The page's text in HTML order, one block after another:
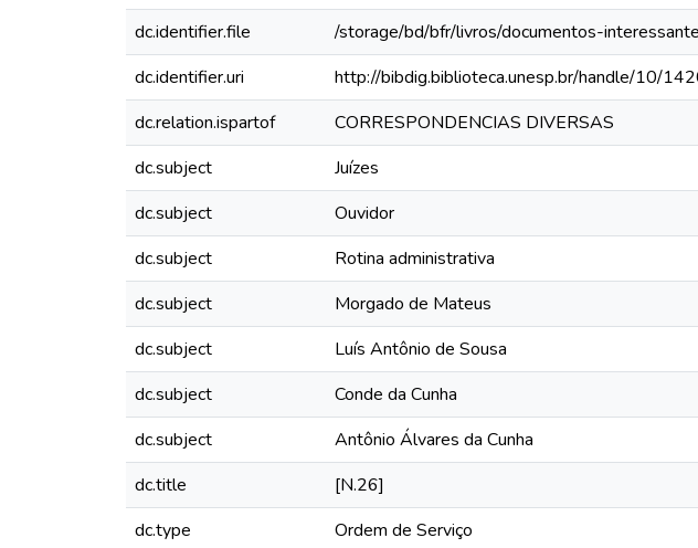
dc.identifier.file
/storage/bd/bfr/livros/documentos-
dc.identifier.uri
http://bibdig.biblioteca.unesp.br/handle/10/
dc.relation.ispartof
CORRESPONDENCIAS DIVERSAS
dc.subject
Juízes
dc.subject
Ouvidor
dc.subject
Rotina administrativa
dc.subject
Morgado de Mateus
dc.subject
Luís Antônio de Sousa
dc.subject
Conde da Cunha
dc.subject
Antônio Álvares da Cunha
dc.title
[N.26]
dc.type
Ordem de Serviço